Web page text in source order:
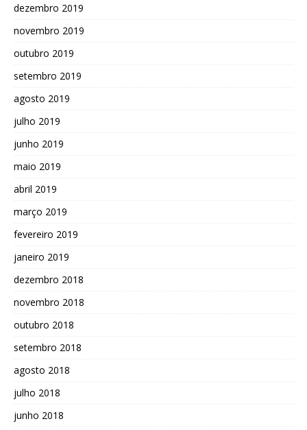
dezembro 2019
novembro 2019
outubro 2019
setembro 2019
agosto 2019
julho 2019
junho 2019
maio 2019
abril 2019
março 2019
fevereiro 2019
janeiro 2019
dezembro 2018
novembro 2018
outubro 2018
setembro 2018
agosto 2018
julho 2018
junho 2018